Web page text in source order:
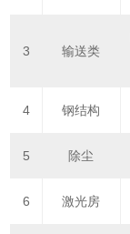
3 输送类
4 钢结构
5 除尘
6 激光房